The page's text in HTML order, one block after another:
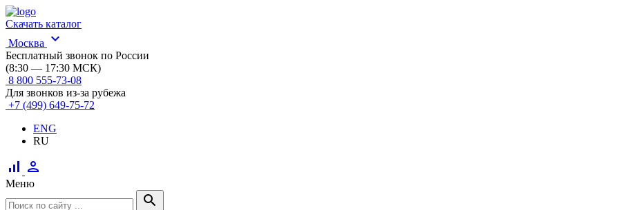
Скачать каталог
Москва
expand_more
Бесплатный звонок по России
(8:30 — 17:30 МСК)
8 800 555-73-08
Для звонков из-за рубежа
+7 (499) 649-75-72
ENG
RU
signal_cellular_alt person
Меню
search